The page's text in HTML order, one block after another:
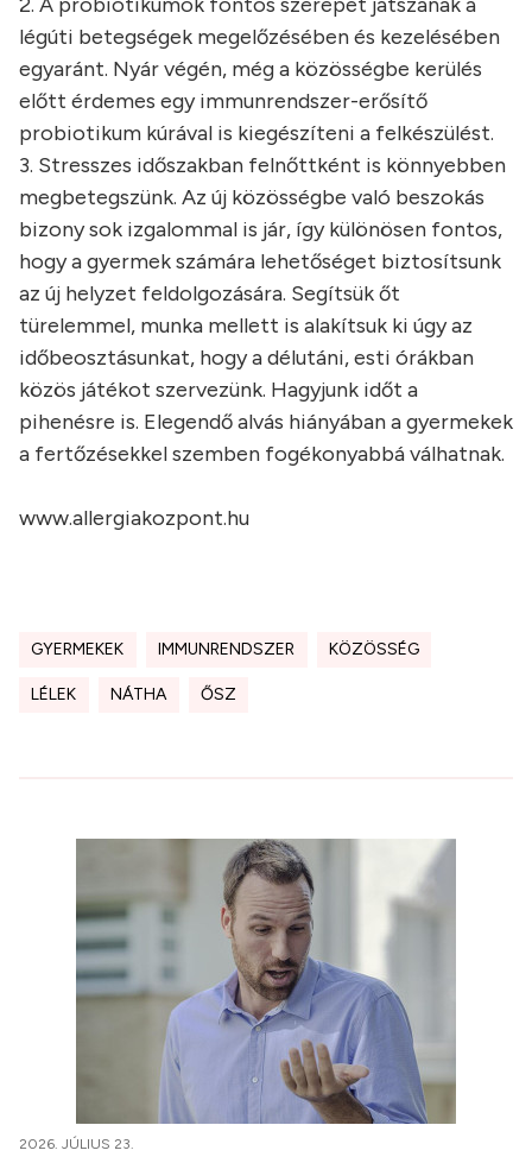
légúti betegségek megelőzésében és kezelésében
egyaránt. Nyár végén, még a közösségbe kerülés
előtt érdemes egy immunrendszer-erősítő
probiotikum kúrával is kiegészíteni a felkészülést.
3. Stresszes időszakban felnőttként is könnyebben
megbetegszünk. Az új közösségbe való beszokás
bizony sok izgalommal is jár, így különösen fontos,
hogy a gyermek számára lehetőséget biztosítsunk
az új helyzet feldolgozására. Segítsük őt
türelemmel, munka mellett is alakítsuk ki úgy az
időbeosztásunkat, hogy a délutáni, esti órákban
közös játékot szervezünk. Hagyjunk időt a
pihenésre is. Elegendő alvás hiányában a gyermekek
a fertőzésekkel szemben fogékonyabbá válhatnak.
www.allergiakozpont.hu
GYERMEKEK IMMUNRENDSZER KÖZÖSSÉG
LÉLEK NÁTHA ŐSZ
2026. JÚLIUS 23.